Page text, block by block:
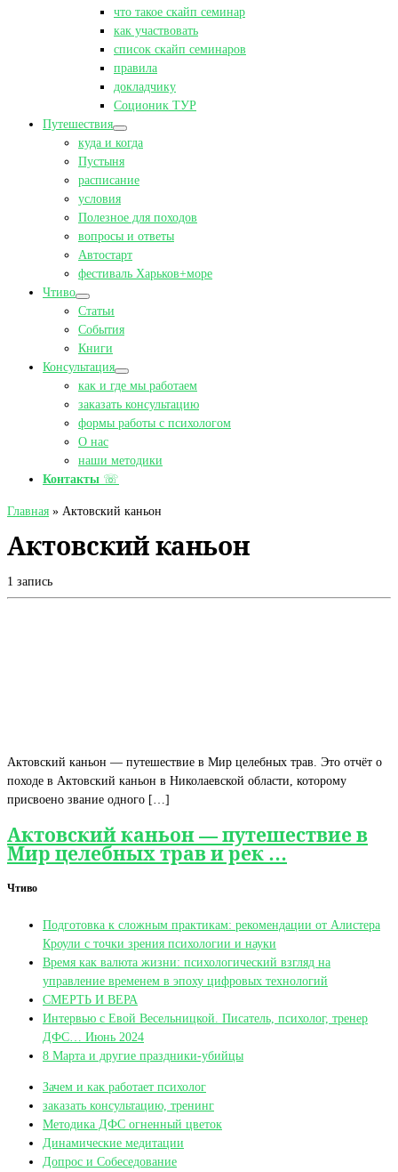
что такое скайп семинар
как участвовать
список скайп семинаров
правила
докладчику
Соционик ТУР
Путешествия
куда и когда
Пустыня
расписание
условия
Полезное для походов
вопросы и ответы
Автостарт
фестиваль Харьков+море
Чтиво
Статьи
События
Книги
Консультация
как и где мы работаем
заказать консультацию
формы работы с психологом
О нас
наши методики
Контакты ☏
Главная » Актовский каньон
Актовский каньон
1 запись
Актовский каньон — путешествие в Мир целебных трав. Это отчёт о
походе в Актовский каньон в Николаевской области, которому
присвоено звание одного […]
Актовский каньон — путешествие в
Мир целебных трав и рек …
Чтиво
Подготовка к сложным практикам: рекомендации от Алистера
Кроули с точки зрения психологии и науки
Время как валюта жизни: психологический взгляд на
управление временем в эпоху цифровых технологий
СМЕРТЬ И ВЕРА
Интервью с Евой Весельницкой. Писатель, психолог, тренер
ДФС… Июнь 2024
8 Марта и другие праздники-убийцы
Зачем и как работает психолог
заказать консультацию, тренинг
Методика ДФС огненный цветок
Динамические медитации
Допрос и Собеседование